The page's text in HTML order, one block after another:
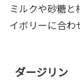
ミルクや砂糖
イボリーに合わ
ダージリン